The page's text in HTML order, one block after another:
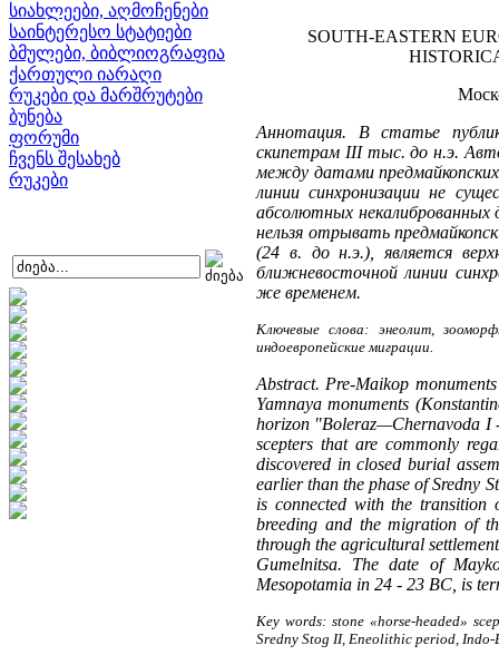
სიახლეები, აღმოჩენები
საინტერესო სტატიები
ბმულები, ბიბლიოგრაფია
ქართული იარაღი
რუკები და მარშრუტები
ბუნება
ფორუმი
ჩვენს შესახებ
რუკები
SOUTH-EASTERN
Аннотация. В статье
скипетрам III тыс. до н.э.
между датами
линии синхронизации не
абсолютных некалиброванных
нельзя отрывать
(24 в. до н.э.), является
ближневосточной линии
же временем.
Ключевые слова: энеолит,
индоевропейские миграции.
Abstract. Pre-Maikop
Yamnaya monuments
horizon "Boleraz—Chernavoda I
scepters that are commonly
discovered in closed burial
earlier than the phase of Sredny
is connected with the
breeding and the migration of
through the agricultural
Gumelnitsa. The date of
Mesopotamia in 24 - 23 BC, is
Key words: stone «horse-headed»
Sredny Stog II, Eneolithic period,